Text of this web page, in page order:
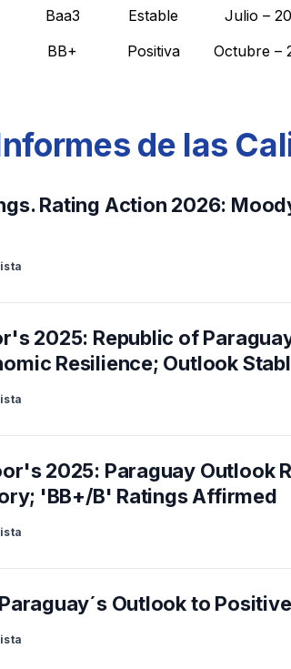
Baa3 Estable
Julio –
BB+ Positiva Octubre –
de las
Rating Action 2026:
2025: Republic of
Resilience; Outlook
2025: Paraguay Outlook
'BB+/B' Ratings Affirmed
Outlook to